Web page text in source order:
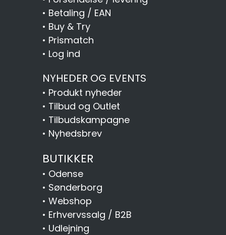
• Betaling / EAN
• Buy & Try
• Prismatch
• Log ind
NYHEDER OG EVENTS
• Produkt nyheder
• Tilbud og Outlet
• Tilbudskampagne
• Nyhedsbrev
BUTIKKER
• Odense
• Sønderborg
• Webshop
• Erhvervssalg / B2B
• Udlejning